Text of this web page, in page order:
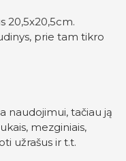
20,5x20,5cm.
prie tam tikro
naudojimui, tačiau ją
mezginiais,
užrašus ir t.t.